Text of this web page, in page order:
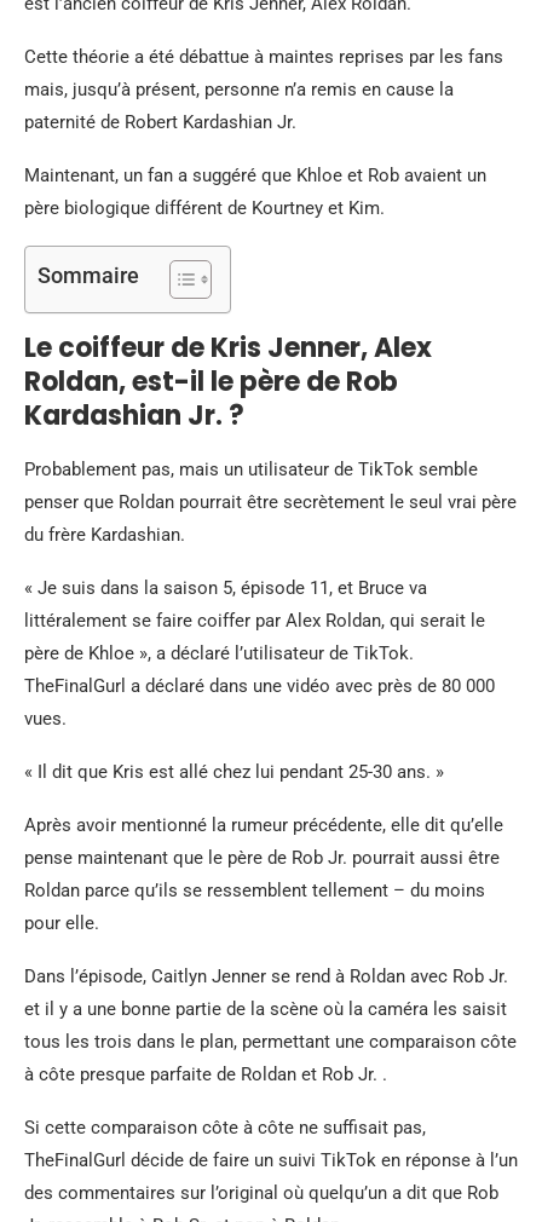
Cette théorie a été débattue à maintes reprises par les fans
mais, jusqu’à présent, personne n’a remis en cause la
paternité de Robert Kardashian Jr.
Maintenant, un fan a suggéré que Khloe et Rob avaient un
père biologique différent de Kourtney et Kim.
Sommaire
Le coiffeur de Kris Jenner, Alex
Roldan, est-il le père de Rob
Kardashian Jr. ?
Probablement pas, mais un utilisateur de TikTok semble
penser que Roldan pourrait être secrètement le seul vrai père
du frère Kardashian.
« Je suis dans la saison 5, épisode 11, et Bruce va
littéralement se faire coiffer par Alex Roldan, qui serait le
père de Khloe », a déclaré l’utilisateur de TikTok.
TheFinalGurl a déclaré dans une vidéo avec près de 80 000
vues.
« Il dit que Kris est allé chez lui pendant 25-30 ans. »
Après avoir mentionné la rumeur précédente, elle dit qu’elle
pense maintenant que le père de Rob Jr. pourrait aussi être
Roldan parce qu’ils se ressemblent tellement – du moins
pour elle.
Dans l’épisode, Caitlyn Jenner se rend à Roldan avec Rob Jr.
et il y a une bonne partie de la scène où la caméra les saisit
tous les trois dans le plan, permettant une comparaison côte
à côte presque parfaite de Roldan et Rob Jr. .
Si cette comparaison côte à côte ne suffisait pas,
TheFinalGurl décide de faire un suivi TikTok en réponse à l’un
des commentaires sur l’original où quelqu’un a dit que Rob